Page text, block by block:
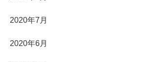
2020年7月
2020年6月